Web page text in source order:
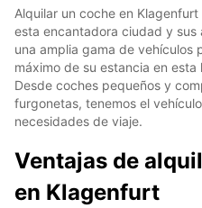
Alquilar un coche en
esta encantadora ciudad y
una amplia gama de vehículos
máximo de su estancia en
Desde coches pequeños y
furgonetas, tenemos el
necesidades de viaje.
Ventajas de
en Klagenfurt